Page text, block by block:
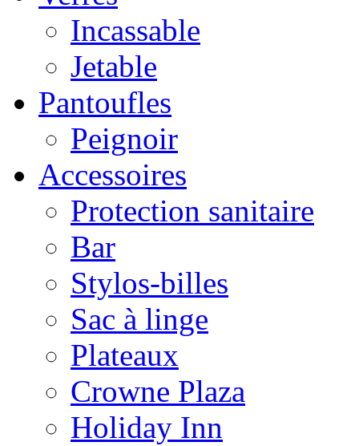
Incassable
Jetable
Pantoufles
Peignoir
Accessoires
Protection sanitaire
Bar
Stylos-billes
Sac à linge
Plateaux
Crowne Plaza
Holiday Inn